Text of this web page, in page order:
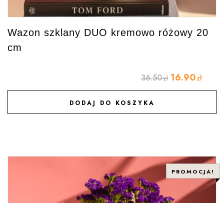
Wazon szklany DUO kremowo różowy 20
cm
36.50zł 16.90zł
DODAJ DO KOSZYKA
DODAJ DO ULUBIONYCH
PROMOCJA!